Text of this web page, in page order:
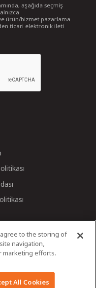
aşağıda seçmiş
ürün/hizmet pazarlama
ticari elektronik ileti
agree to the storing of
navigation,
marketing efforts.
All Cookies